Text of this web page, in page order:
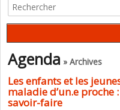
D’UN.E PROCHE : EXPÉRIENCES,
Agenda » Archives
Les enfants et les
maladie d’un.e proche
savoir-faire